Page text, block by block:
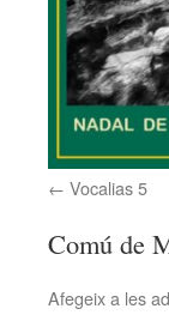
Vocalias 5
Comú de
Afegeix a les